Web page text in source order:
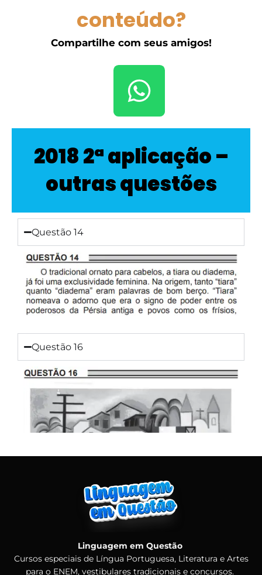
conteúdo?
Compartilhe com seus amigos!
2018 2ª aplicação –
outras questões
Questão 14
Questão 16
Linguagem em Questão
Cursos especiais de Língua Portuguesa, Literatura e Artes
para o ENEM, vestibulares tradicionais e concursos.